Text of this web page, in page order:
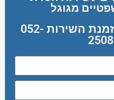
מגוגל
ניתן להתקשר להזמנת השירות 052-